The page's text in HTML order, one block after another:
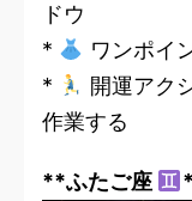
ドウ
*
ワンポイ
*
開運アク
作業する
**ふたご座